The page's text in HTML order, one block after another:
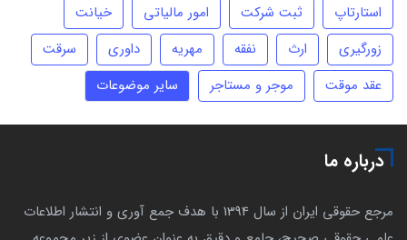
استارتاپ ثبت شرکت امور مالیاتی
خیانت
زورگیری
ارث نفقه مهریه داوری
سرقت
عقد موقت
موجر و مستاجر سایر موضوعات
درباره ما
مرجع حقوقی ایران از سال 1394 با هدف جمع آوری و انتشار اطلاعات